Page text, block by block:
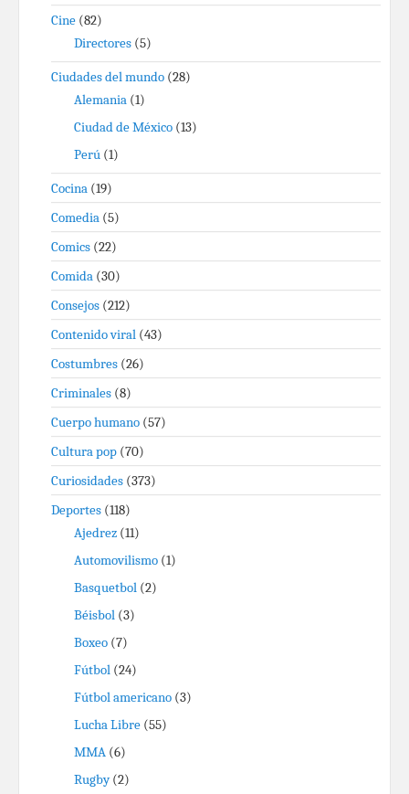
Cine (82)
Directores (5)
Ciudades del mundo (28)
Alemania (1)
Ciudad de México (13)
Perú (1)
Cocina (19)
Comedia (5)
Comics (22)
Comida (30)
Consejos (212)
Contenido viral (43)
Costumbres (26)
Criminales (8)
Cuerpo humano (57)
Cultura pop (70)
Curiosidades (373)
Deportes (118)
Ajedrez (11)
Automovilismo (1)
Basquetbol (2)
Béisbol (3)
Boxeo (7)
Fútbol (24)
Fútbol americano (3)
Lucha Libre (55)
MMA (6)
Rugby(2)